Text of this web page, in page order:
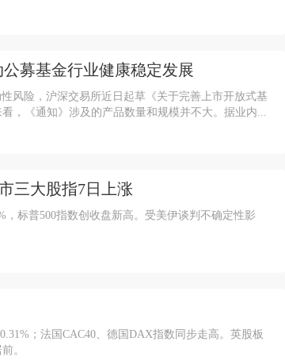
募基金行业健康稳定发展
风险，沪深交易所近日起草《关于完善上市开放式基
，《通知》涉及的产品数量和规模并不大。据业内...
三大股指7日上涨
标普500指数创收盘新高。受美伊谈判不确定性影
；法国CAC40、德国DAX指数同步走高。英股板
。